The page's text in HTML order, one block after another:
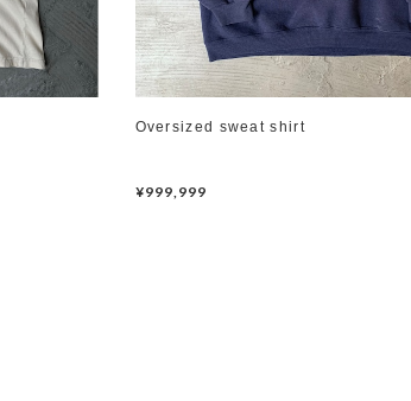
Oversized sweat shirt
¥999,999